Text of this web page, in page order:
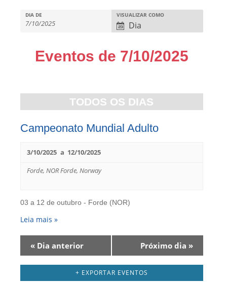
N
a
e
g
ã
o
o
o
VISUALIZAR COMO
Dia
DIA DE
Eventos de 7/10/2025
TODOS OS DIAS
Campeonato Mundial Adulto
3/10/2025 a 12/10/2025
Forde, NORForde, Norway
03 a 12 de outubro - Forde (NOR)
Leia mais »
Navegação
por
dia
« Dia anterior Próximo dia »
+ EXPORTAR EVENTOS